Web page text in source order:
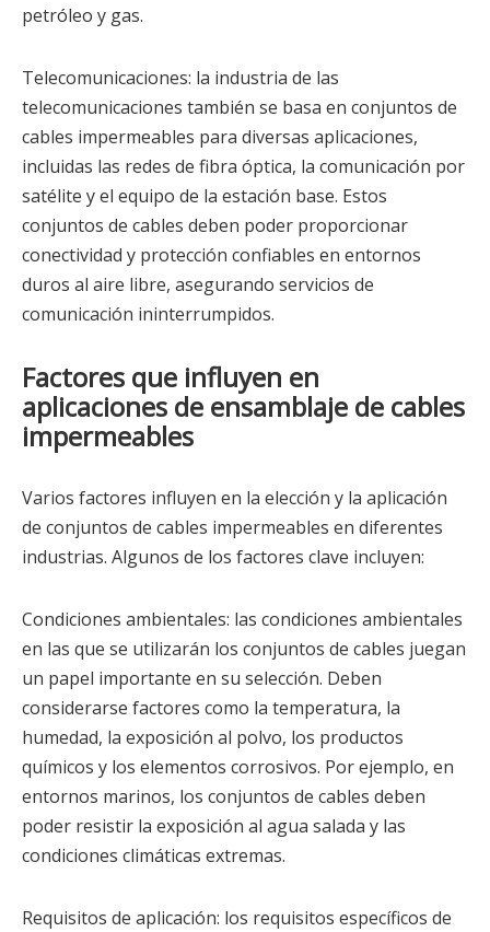
petróleo y gas.
Telecomunicaciones: la industria de las
telecomunicaciones también se basa en conjuntos de
cables impermeables para diversas aplicaciones,
incluidas las redes de fibra óptica, la comunicación por
satélite y el equipo de la estación base. Estos
conjuntos de cables deben poder proporcionar
conectividad y protección confiables en entornos
duros al aire libre, asegurando servicios de
comunicación ininterrumpidos.
Factores que influyen en
aplicaciones de ensamblaje de cables
impermeables
Varios factores influyen en la elección y la aplicación
de conjuntos de cables impermeables en diferentes
industrias. Algunos de los factores clave incluyen:
Condiciones ambientales: las condiciones ambientales
en las que se utilizarán los conjuntos de cables juegan
un papel importante en su selección. Deben
considerarse factores como la temperatura, la
humedad, la exposición al polvo, los productos
químicos y los elementos corrosivos. Por ejemplo, en
entornos marinos, los conjuntos de cables deben
poder resistir la exposición al agua salada y las
condiciones climáticas extremas.
Requisitos de aplicación: los requisitos específicos de